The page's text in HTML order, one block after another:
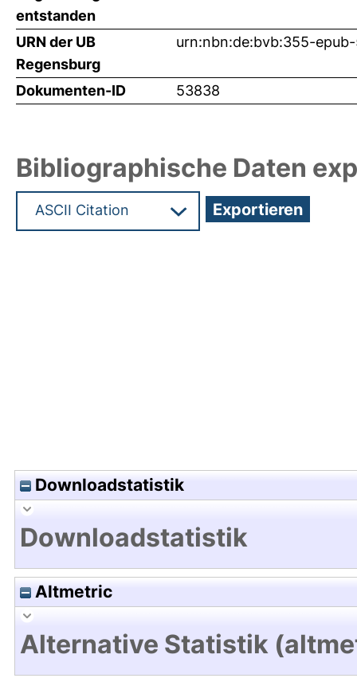
entstanden
URN der UB
Regensburg
urn:nbn:de:bvb:355-
Dokumenten-ID 53838
Bibliographische Daten
Downloadstatistik
Downloadstatistik
Altmetric
Alternative Statistik